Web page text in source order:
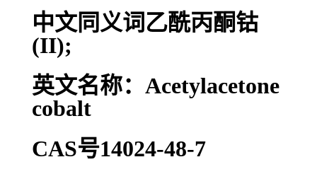
中文同义词乙酰丙酮钴
(II);
英文名称：Acetylacetone
cobalt
CAS号14024-48-7